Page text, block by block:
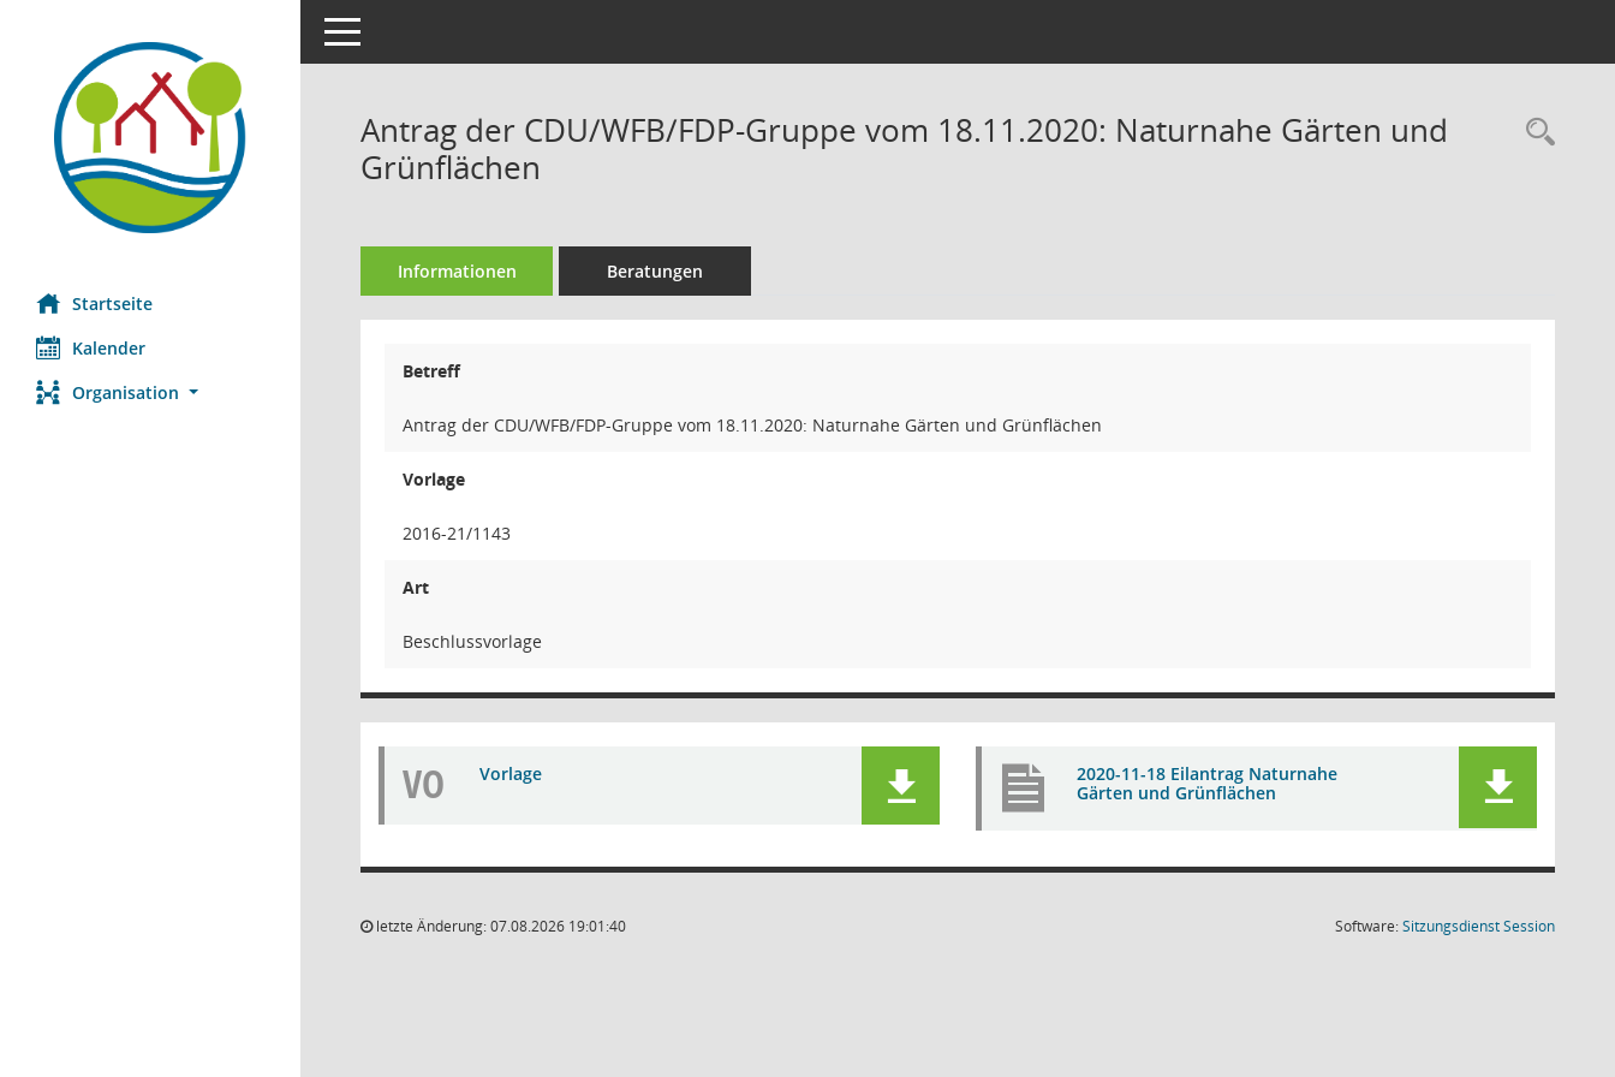
Startseite
Kalender
Organisation
Toggle navigation
Antrag der CDU/WFB/FDP-Gruppe vom 18.11.2020: Naturnahe Gärten und
Grünflächen
Informationen Beratungen
Betreff
Antrag der CDU/WFB/FDP-Gruppe vom 18.11.2020: Naturnahe Gärten und Grünflächen
Vorlage
2016-21/1143
Art
Beschlussvorlage
VO Vorlage
2020-11-18 Eilantrag Naturnahe
Gärten und Grünflächen
letzte Änderung: 07.08.2026 19:01:40 Software:SitzungsdienstSession(Wird in